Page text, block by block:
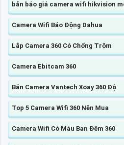
bản báo giá camera wifi hikvision
Camera Wifi Báo Động Dahua
Lắp Camera 360 Có Chống Trộm
Camera Ebitcam 360
Bán Camera Vantech Xoay 360 Độ
Top 5 Camera Wifi 360 Nên Mua
Camera Wifi Có Màu Ban Đêm 360